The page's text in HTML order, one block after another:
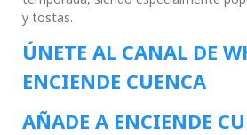
y tostas.
ÚNETE AL CANAL DE
ENCIENDE CUENCA
AÑADE A ENCIENDE